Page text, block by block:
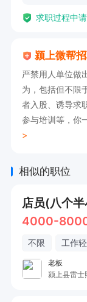
的产品与服务
诉，提升客
5. 协助店内
库存盘点等工
6. 收集客户
务提供建议。
工作时间：8
常休息，
如果感兴趣
求职过程中
颍上微帮
严禁用人单位做
为，包括但不限
者入股、诱导求
参与培训等，你
>
相似的职位
店员(八个
4000-
不限 工作
老板
颍上县雷士